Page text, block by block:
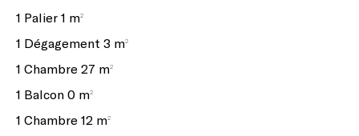
1 Palier 1 m²
1 Dégagement 3 m²
1 Chambre 27 m²
1 Balcon 0 m²
1 Chambre 12 m²